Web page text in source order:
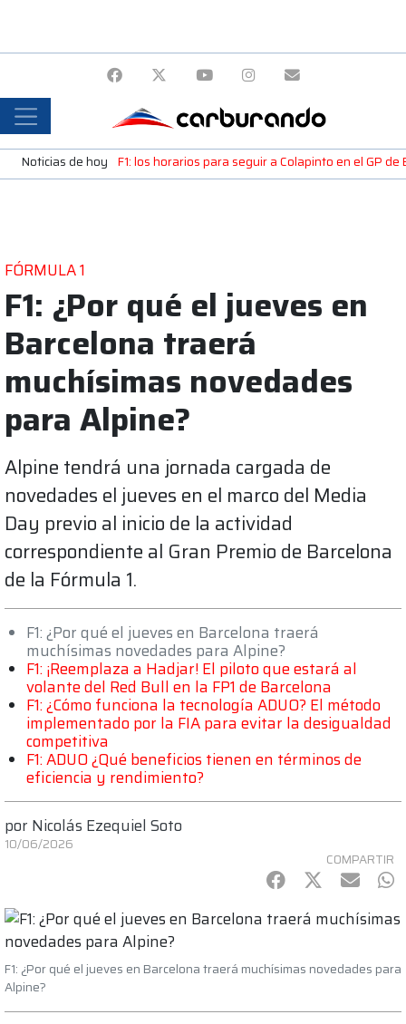
Noticias de hoy F1: los horarios para seguir a Colapinto en el GP de
FÓRMULA 1
F1: ¿Por qué el jueves en
Barcelona traerá
muchísimas novedades
para Alpine?
Alpine tendrá una jornada cargada de
novedades el jueves en el marco del Media
Day previo al inicio de la actividad
correspondiente al Gran Premio de Barcelona
de la Fórmula 1.
F1: ¿Por qué el jueves en Barcelona traerá
muchísimas novedades para Alpine?
F1: ¡Reemplaza a Hadjar! El piloto que estará al
volante del Red Bull en la FP1 de Barcelona
F1: ¿Cómo funciona la tecnología ADUO? El método
implementado por la FIA para evitar la desigualdad
competitiva
F1: ADUO ¿Qué beneficios tienen en términos de
eficiencia y rendimiento?
por Nicolás Ezequiel Soto
10/06/2026
COMPARTIR
Facebook
Twitter
mail
F1: ¿Por qué el jueves en Barcelona traerá muchísimas novedades para
Alpine?